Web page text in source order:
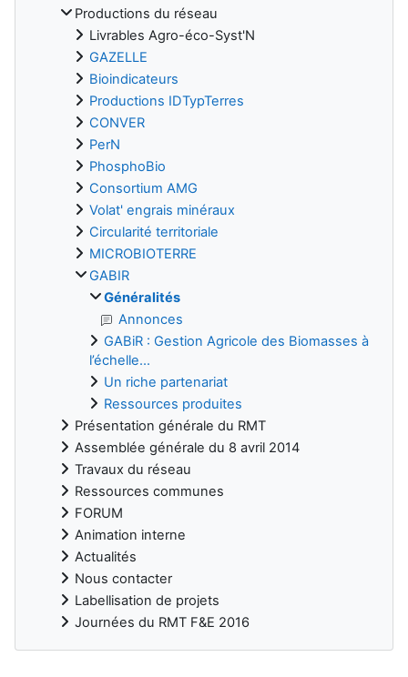
Productions du réseau
Livrables Agro-éco-Syst'N
GAZELLE
Bioindicateurs
Productions IDTypTerres
CONVER
PerN
PhosphoBio
Consortium AMG
Volat' engrais minéraux
Circularité territoriale
MICROBIOTERRE
GABIR
Généralités
Annonces
GABiR : Gestion Agricole des Biomasses à
l’échelle...
Un riche partenariat
Ressources produites
Présentation générale du RMT
Assemblée générale du 8 avril 2014
Travaux du réseau
Ressources communes
FORUM
Animation interne
Actualités
Nous contacter
Labellisation de projets
Journées du RMT F&E 2016